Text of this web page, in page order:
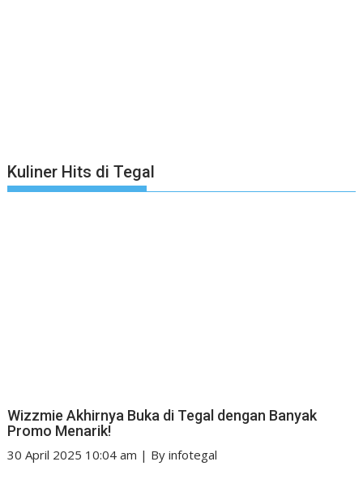
Kuliner Hits di Tegal
Wizzmie Akhirnya Buka di Tegal dengan Banyak
Promo Menarik!
30 April 2025 10:04 am | Byinfotegal